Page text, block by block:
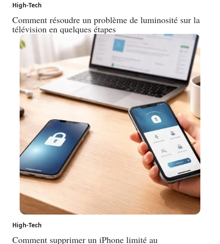
High-Tech
Comment résoudre un problème de luminosité sur la
télévision en quelques étapes
High-Tech
Comment supprimer un iPhone limité au